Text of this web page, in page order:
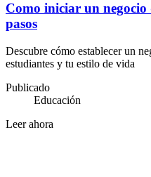
Como iniciar un
pasos
Descubre cómo establecer un
estudiantes y tu estilo de vida
Publicado
Educación
Leer ahora